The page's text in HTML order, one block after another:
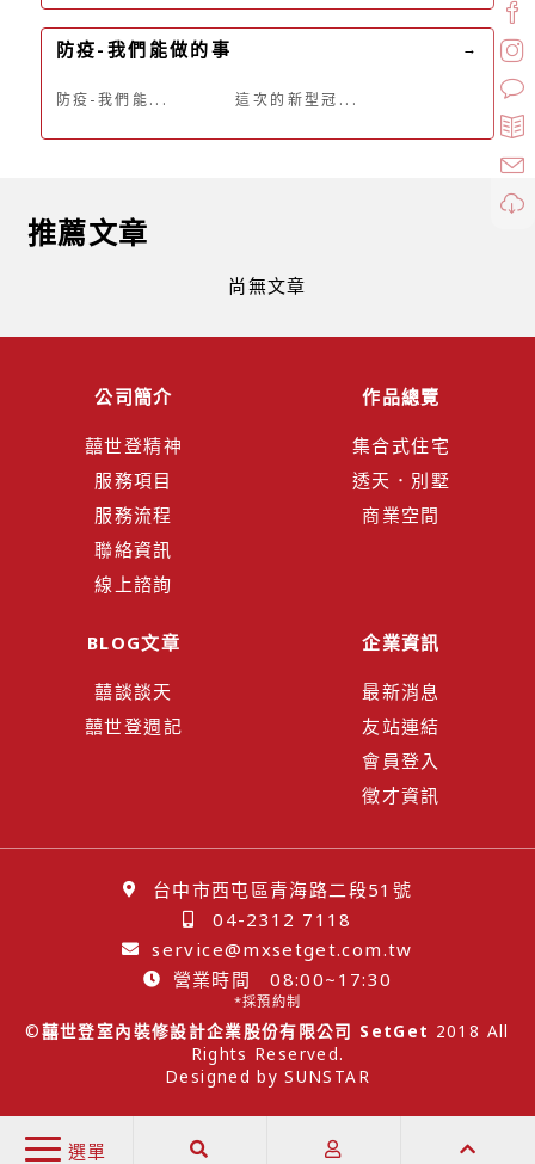
防疫-我們能做的事
防疫-我們能... 這次的新型冠...
→
推薦文章
尚無文章
公司簡介
囍世登精神
服務項目
服務流程
聯絡資訊
線上諮詢
作品總覽
集合式住宅
透天．別墅
商業空間
BLOG文章
囍談談天
囍世登週記
企業資訊
最新消息
友站連結
會員登入
徵才資訊
台中市西屯區青海路二段51號
04-2312 7118
service@mxsetget.com.tw
營業時間 08:00~17:30
*採預約制
©囍世登室內裝修設計企業股份有限公司 SetGet 2018 All
Rights Reserved.
Designed bySUNSTAR
選單